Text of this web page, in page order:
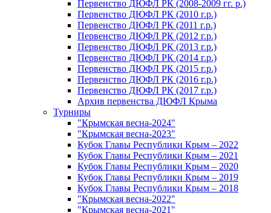
Первенство ДЮФЛ РК (2008-2009 гг. р.)
Первенство ДЮФЛ РК (2010 г.р.)
Первенство ДЮФЛ РК (2011 г.р.)
Первенство ДЮФЛ РК (2012 г.р.)
Первенство ДЮФЛ РК (2013 г.р.)
Первенство ДЮФЛ РК (2014 г.р.)
Первенство ДЮФЛ РК (2015 г.р.)
Первенство ДЮФЛ РК (2016 г.р.)
Первенство ДЮФЛ РК (2017 г.р.)
Архив первенства ДЮФЛ Крыма
Турниры
"Крымская весна-2024"
"Крымская весна-2023"
Кубок Главы Республики Крым – 2022
Кубок Главы Республики Крым – 2021
Кубок Главы Республики Крым – 2020
Кубок Главы Республики Крым – 2019
Кубок Главы Республики Крым – 2018
"Крымская весна-2022"
"Крымская весна-2021"